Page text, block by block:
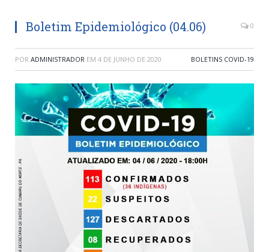
Boletim Epidemiológico (04.06) 0
POR ADMINISTRADOR EM 4 DE JUNHO DE 2020 BOLETINS COVID-19